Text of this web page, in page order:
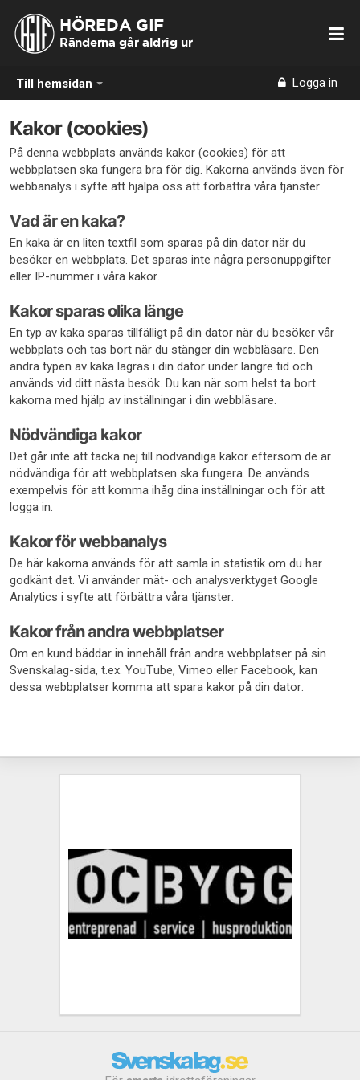
Till hemsidan Logga in
HÖREDA GIF
Ränderna går aldrig ur
Kakor (cookies)
På denna webbplats används kakor (cookies) för att
webbplatsen ska fungera bra för dig. Kakorna används även för
webbanalys i syfte att hjälpa oss att förbättra våra tjänster.
Vad är en kaka?
En kaka är en liten textfil som sparas på din dator när du
besöker en webbplats. Det sparas inte några personuppgifter
eller IP-nummer i våra kakor.
Kakor sparas olika länge
En typ av kaka sparas tillfälligt på din dator när du besöker vår
webbplats och tas bort när du stänger din webbläsare. Den
andra typen av kaka lagras i din dator under längre tid och
används vid ditt nästa besök. Du kan när som helst ta bort
kakorna med hjälp av inställningar i din webbläsare.
Nödvändiga kakor
Det går inte att tacka nej till nödvändiga kakor eftersom de är
nödvändiga för att webbplatsen ska fungera. De används
exempelvis för att komma ihåg dina inställningar och för att
logga in.
Kakor för webbanalys
De här kakorna används för att samla in statistik om du har
godkänt det. Vi använder mät- och analysverktyget Google
Analytics i syfte att förbättra våra tjänster.
Kakor från andra webbplatser
Om en kund bäddar in innehåll från andra webbplatser på sin
Svenskalag-sida, t.ex. YouTube, Vimeo eller Facebook, kan
dessa webbplatser komma att spara kakor på din dator.